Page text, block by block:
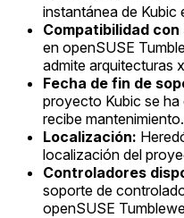
instantánea de Kubic
Compatibilidad
en openSUSE
admite arquitecturas
Fecha de fin de
proyecto Kubic se
recibe mantenimiento.
Localización:
localización del
Controladores
soporte de
openSUSE